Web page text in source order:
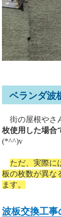
ベランダ波
街の屋根やさ
枚使用した場合
(*^^)v
ただ、実際に
板の枚数が異な
ます。
波板交換工事